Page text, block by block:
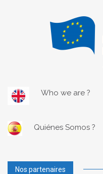
Who we are ?
Quiénes Somos ?
Nos partenaires